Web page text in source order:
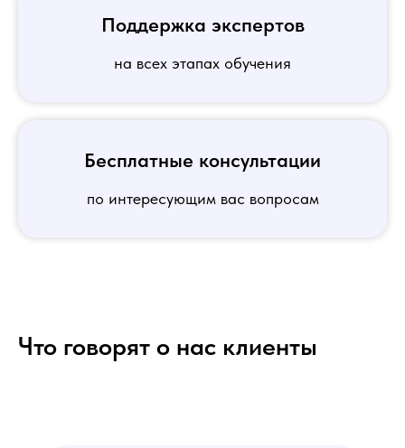
Поддержка экспертов
на всех этапах обучения
Бесплатные консультации
по интересующим вас вопросам
Что говорят о нас клиенты